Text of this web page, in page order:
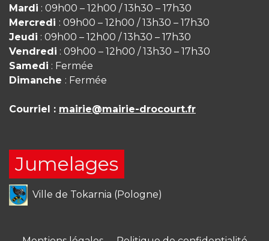
Mardi : 09h00 – 12h00 / 13h30 – 17h30
Mercredi : 09h00 – 12h00 / 13h30 – 17h30
Jeudi : 09h00 – 12h00 / 13h30 – 17h30
Vendredi : 09h00 – 12h00 / 13h30 – 17h30
Samedi : Fermée
Dimanche : Fermée
Courriel : mairie@mairie-drocourt.fr
Jumelages
Ville de Tokarnia (Pologne)